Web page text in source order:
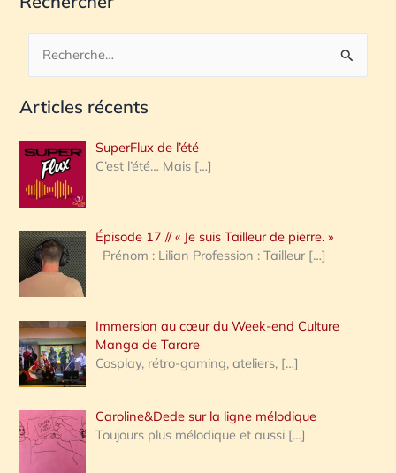
c
e
r
c
h
e
:
Articles récents
SuperFlux de l’été
C’est l’été… Mais […]
Épisode 17 // « Je suis Tailleur de pierre. »
Prénom : Lilian Profession : Tailleur […]
Immersion au cœur du Week-end Culture
Manga de Tarare
Cosplay, rétro-gaming, ateliers, […]
Caroline&Dede sur la ligne mélodique
Toujours plus mélodique et aussi […]